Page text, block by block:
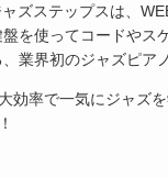
ャズステップスは、
盤を使ってコードやス
、業界初のジャズピア
効率で一気にジャズ